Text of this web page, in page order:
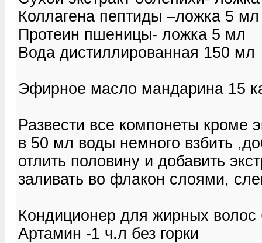
Коллагена пептиды –ложка 5 мл
Протеин пшеницы- ложка 5 мл
Вода дистиллированная 150 мл
Эфирное масло мандарина 15
Развести все компонеты кроме
в 50 мл воды немного взбить
отлить половину и добавить
заливать во флакон слоями,
Кондиционер для жирных
Артамин -1 ч.л без горки